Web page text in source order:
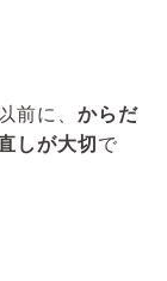
前に、 からだ
しが大切で